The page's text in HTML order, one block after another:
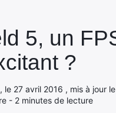
5, un
?
le 27 avril 2016 , mis à jour
- 2 minutes de lecture